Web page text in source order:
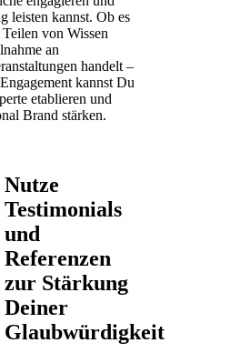
leisten kannst. Ob es
von Wissen
an
handelt –
kannst Du
etablieren und
Brand stärken.
Nutze
Testimonials
und
Referenzen
zur Stärkung
Deiner
Glaubwürdigkeit